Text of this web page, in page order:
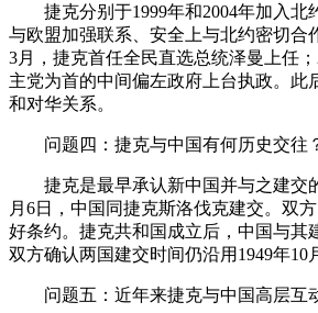
捷克分别于1999年和2004年加入北
与欧盟加强联系、安全上与北约密切合
3月，捷克首任全民直选总统泽曼上任
主党为首的中间偏左政府上台执政。此
和对华关系。
问题四：捷克与中国有何历史交往
捷克是最早承认新中国并与之建交
月6日，中国同捷克斯洛伐克建交。双
好条约。捷克共和国成立后，中国与其
双方确认两国建交时间仍沿用1949年10
问题五：近年来捷克与中国高层互